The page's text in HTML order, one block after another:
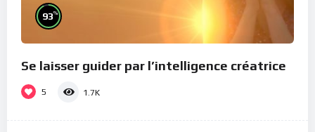
93%
Se laisser guider par l’intelligence créatrice
5 1.7K